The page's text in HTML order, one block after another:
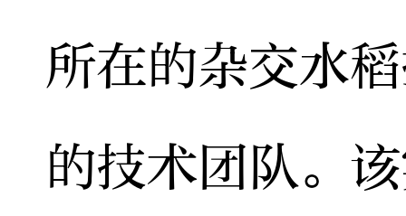
所在的杂交水
的技术团队。